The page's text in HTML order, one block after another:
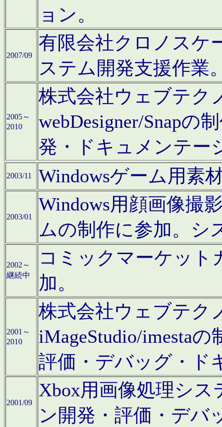
ョン。
2007/09
有限会社クロノスケ
ステム開発支援作業
2005～
2010
株式会社ウェブテク
webDesigner/Snapの
発・ドキュメンテー
2003/11 Windowsゲーム用素
2003/01
Windows用顔画像撮
ムの制作に参加。シ
2002～
継続中
コミックマーケット
加。
2001～
2010
株式会社ウェブテク
iMageStudio/imesta
評価・デバッグ・ド
2001/09
Xbox用画像処理シ
ン開発・評価・デバ